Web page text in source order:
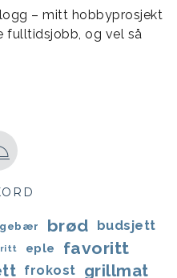
– mitt hobbyprosjekt
fulltidsjobb, og vel så
brød budsjett
eple favoritt
frokost grillmat